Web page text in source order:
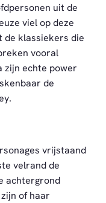
uit de
viel op deze
klassiekers die
vooral
zijn echte power
de
vrijstaand
velrand de
achtergrond
of haar